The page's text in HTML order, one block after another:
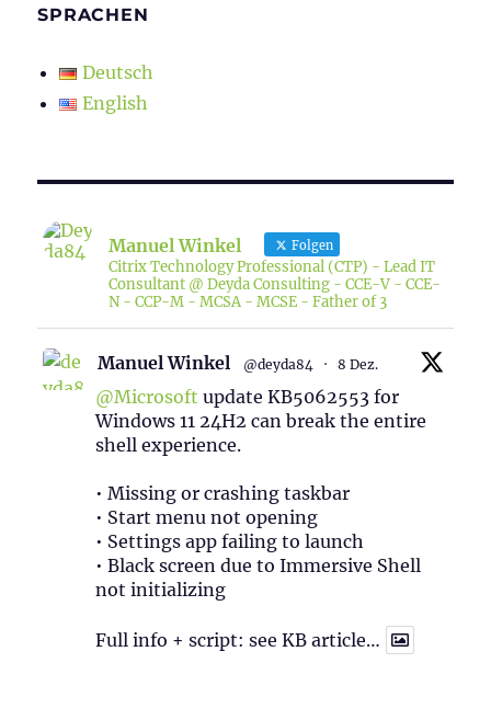
SPRACHEN
Deutsch
English
Manuel Winkel Folgen
Citrix Technology Professional (CTP) - Lead IT
Consultant @ Deyda Consulting - CCE-V - CCE-
N - CCP-M - MCSA - MCSE - Father of 3
Manuel Winkel @deyda84 · 8 Dez.
@Microsoft update KB5062553 for
Windows 11 24H2 can break the entire
shell experience.
• Missing or crashing taskbar
• Start menu not opening
• Settings app failing to launch
• Black screen due to Immersive Shell
not initializing
Full info + script: see KB article…